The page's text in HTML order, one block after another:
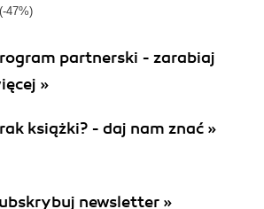
(-47%)
partnerski - zarabiaj
»
książki? - daj nam znać »
newsletter »